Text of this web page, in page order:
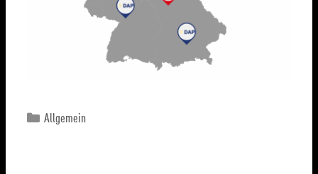
Allgemein